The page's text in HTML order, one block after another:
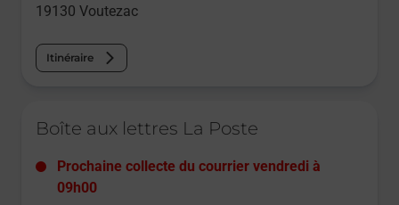
19130 Voutezac
Itinéraire
Boîte aux lettres La Poste
Prochaine collecte du courrier vendredi à
09h00